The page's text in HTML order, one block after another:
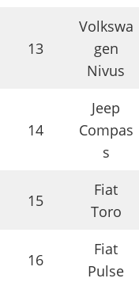
13
Volkswa
gen
Nivus
14
Jeep
Compas
s
15
Fiat
Toro
16
Fiat
Pulse